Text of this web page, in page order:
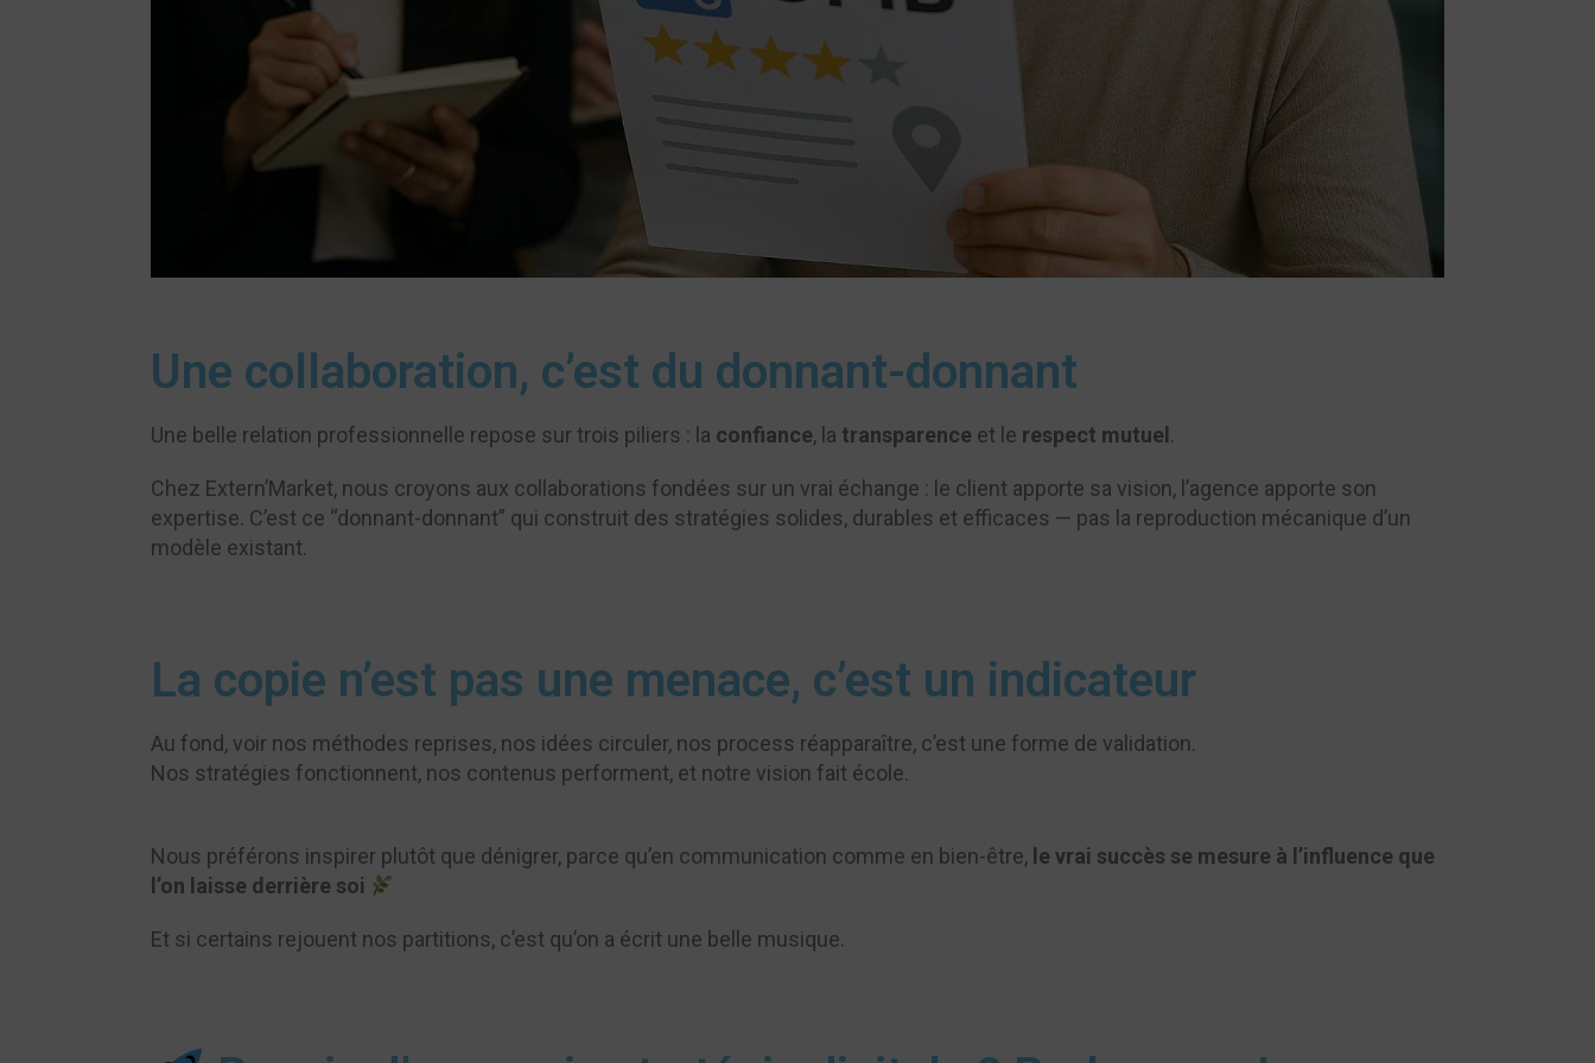
Une collaboration, c’est du donnant-donnant
Une belle relation professionnelle repose sur trois piliers : la confiance, la transparence et le respect mutuel .
Chez Extern’Market, nous croyons aux collaborations fondées sur un vrai échange : le client apporte sa vision, l’agence apporte son
expertise. C’est ce “donnant-donnant” qui construit des stratégies solides, durables et efficaces — pas la reproduction mécanique d’un
modèle existant.
La copie n’est pas une menace, c’est un indicateur
Au fond, voir nos méthodes reprises, nos idées circuler, nos process réapparaître, c’est une forme de validation.
Nos stratégies fonctionnent, nos contenus performent, et notre vision fait école.
Nous préférons inspirer plutôt que dénigrer, parce qu’en communication comme en bien-être, le vrai succès se mesure à l’influence que
l’on laisse derrière soi
Et si certains rejouent nos partitions, c’est qu’on a écrit une belle musique.